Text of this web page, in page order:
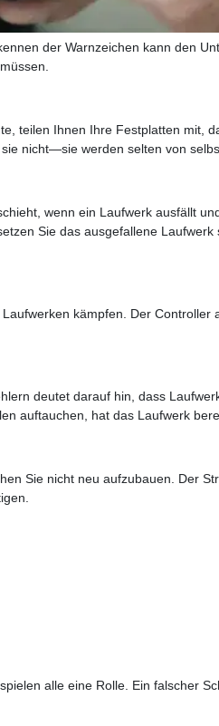
der Warnzeichen kann den
teilen Ihnen Ihre Festplatten mit,
nicht—sie werden selten von
wenn ein Laufwerk ausfällt
Sie das ausgefallene
kämpfen. Der Controller
deutet darauf hin, dass
auftauchen, hat das Laufwerk
Sie nicht neu aufzubauen. Der
alle eine Rolle. Ein falscher